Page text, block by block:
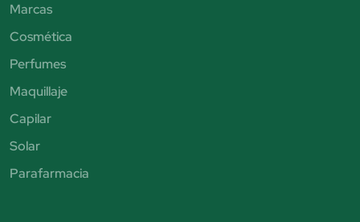
Marcas
Cosmética
Perfumes
Maquillaje
Capilar
Solar
Parafarmacia